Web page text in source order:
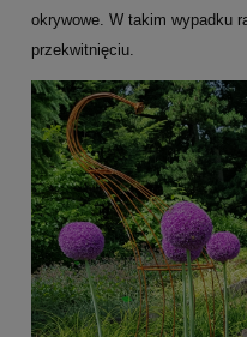
okrywowe. W takim wypadku
przekwitnięciu.